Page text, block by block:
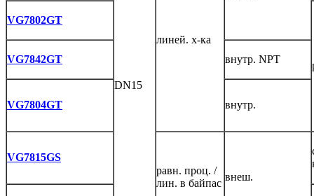
DN15
линей. х-ка
VG7802GT
VG7842GT внутр. NPT
VG7804GT внутр.
VG7815GS
равн. проц. /
лин. в байпас
внеш.